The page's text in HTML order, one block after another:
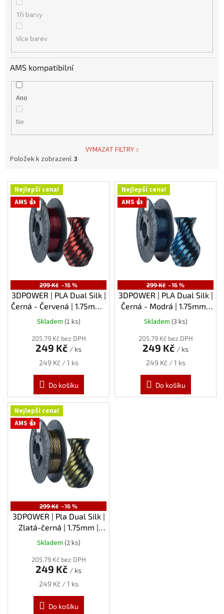
Tři barvy
Více barev
AMS kompatibilní
Ano
Ne
VYMAZAT FILTRY
Položek k zobrazení: 3
V Nejlepší cena!
AMS 👍
299 Kč –16 %
3DPOWER | PLA Dual Silk |
Černá - Červená | 1.75mm |
0,3kg
Skladem (1 ks)
205,79 Kč bez DPH
249 Kč / ks
Měrná
249 Kč / 1 ks
Do košíku
Nejlepší cena!
AMS 👍
299 Kč –16 %
3DPOWER | PLA Dual Silk |
Černá - Modrá | 1.75mm |
0,3kg
Skladem (3 ks)
205,79 Kč bez DPH
249 Kč / ks
Měrná
249 Kč / 1 ks
Do košíku
Nejlepší cena!
AMS 👍
299 Kč –16 %
3DPOWER | Pla Dual Silk |
Zlatá-černá | 1.75mm |
0,3kg
Skladem (2 ks)
205,79 Kč bez DPH
249 Kč / ks
Měrná
249 Kč / 1 ks
Do košíku